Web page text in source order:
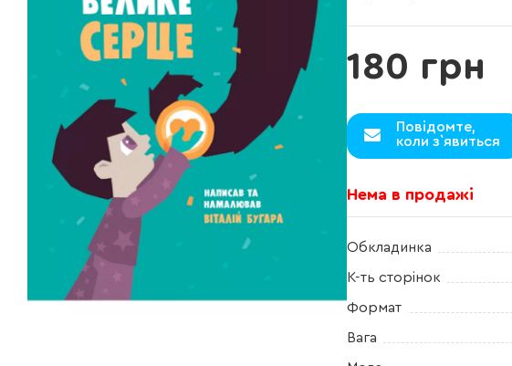
180 грн
Повідомте,
коли з`явиться
Нема в продажі
Обкладинка
К-ть сторінок
Формат
Вага